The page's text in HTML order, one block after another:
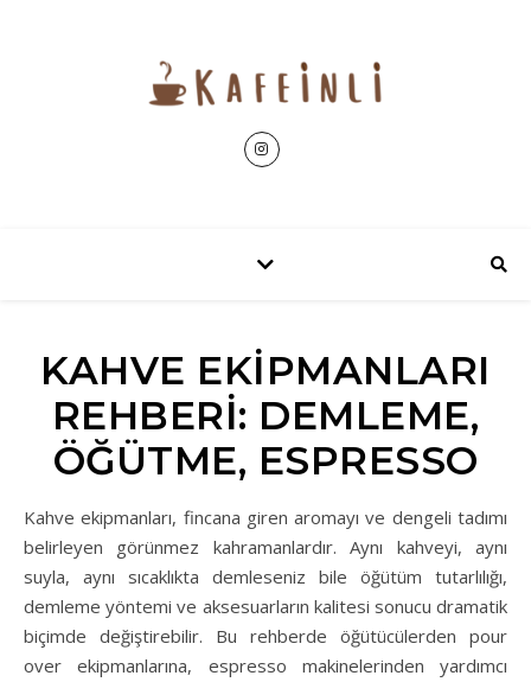
KAHVE EKIPMANLARI
REHBERI: DEMLEME,
ÖĞÜTME, ESPRESSO
Kahve ekipmanları, fincana giren aromayı ve dengeli tadımı
belirleyen görünmez kahramanlardır. Aynı kahveyi, aynı
suyla, aynı sıcaklıkta demleseniz bile öğütüm tutarlılığı,
demleme yöntemi ve aksesuarların kalitesi sonucu dramatik
biçimde değiştirebilir. Bu rehberde öğütücülerden pour
over ekipmanlarına, espresso makinelerinden yardımcı